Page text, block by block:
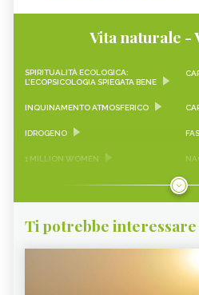
Vita naturale -
SPIRITUALITÀ ECOLOGICA:
L’ECOPSICOLOGIA SPIEGATA BENE
INQUINAMENTO ATMOSFERICO
IDROGENO
1 MILLION WOMEN
RISCALDAMENTO GLOBALE
PESCIOLINI D'ARGENTO
Ti potrebbe interessare